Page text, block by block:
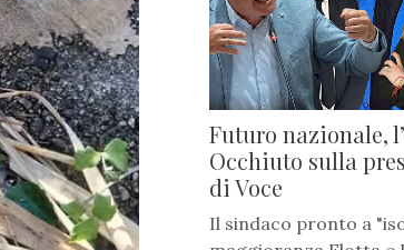
Futuro nazionale,
Occhiuto sulla
di Voce
Il sindaco pronto a